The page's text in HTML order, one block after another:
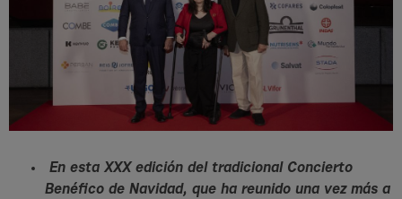
En esta XXX edición del tradicional Concierto
Benéfico de Navidad, que ha reunido una vez más a